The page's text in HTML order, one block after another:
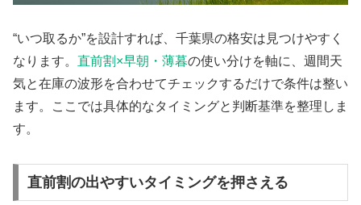
“いつ取るか”を設計すれば、千葉県の格安は見つけやすく
なります。 直前割×早朝・薄暮の使い分けを軸に、週間天
気と在庫の波形を合わせてチェックするだけで条件は整い
ます。ここでは具体的なタイミングと判断基準を整理しま
す。
直前割の出やすいタイミングを押さえる